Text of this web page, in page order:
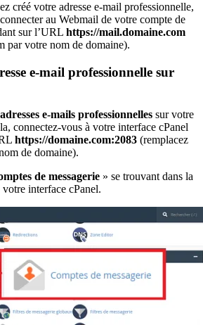
créé votre adresse e-mail professionnelle,
au Webmail de votre compte de
sur l’URL https://mail.domaine.com
par votre nom de domaine).
e-mail professionnelle sur
e-mails professionnelles sur votre
connectez-vous à votre interface cPanel
https://domaine.com:2083 (remplacez
de domaine).
de messagerie » se trouvant dans la
votre interface cPanel.